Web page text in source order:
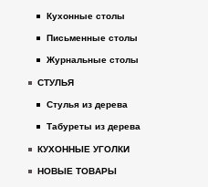
Кухонные столы
Письменные столы
Журнальные столы
СТУЛЬЯ
Стулья из дерева
Табуреты из дерева
КУХОННЫЕ УГОЛКИ
НОВЫЕ ТОВАРЫ